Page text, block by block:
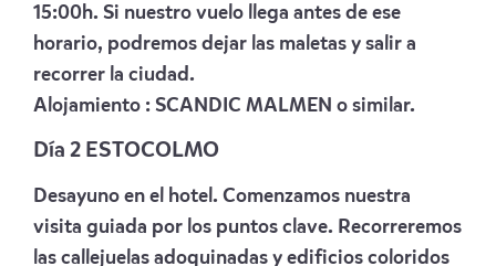
15:00h. Si nuestro vuelo llega antes de ese
horario, podremos dejar las maletas y salir a
recorrer la ciudad.
Alojamiento : SCANDIC MALMEN o similar.
Día 2 ESTOCOLMO
Desayuno en el hotel. Comenzamos nuestra
visita guiada por los puntos clave. Recorreremos
las callejuelas adoquinadas y edificios coloridos